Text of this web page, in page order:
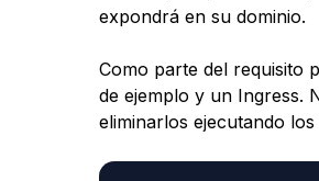
expondrá en su dominio.
Como parte del requisito
de ejemplo y un Ingress.
eliminarlos ejecutando